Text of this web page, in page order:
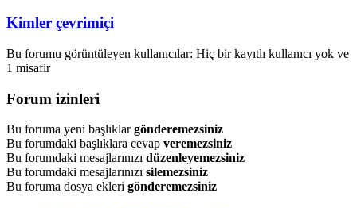
Kimler çevrimiçi
Bu forumu görüntüleyen kullanıcılar: Hiç bir kayıtlı kullanıcı yok ve
1 misafir
Forum izinleri
Bu foruma yeni başlıklargönderemezsiniz
Bu forumdaki başlıklara cevap veremezsiniz
Bu forumdaki mesajlarınızı düzenleyemezsiniz
Bu forumdaki mesajlarınızı silemezsiniz
Bu foruma dosya ekleri gönderemezsiniz